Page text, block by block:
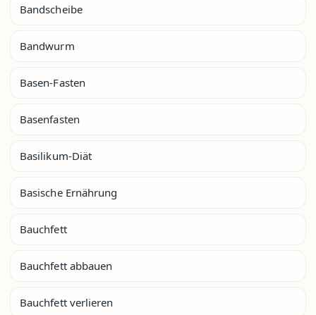
Bandscheibe
Bandwurm
Basen-Fasten
Basenfasten
Basilikum-Diät
Basische Ernährung
Bauchfett
Bauchfett abbauen
Bauchfett verlieren